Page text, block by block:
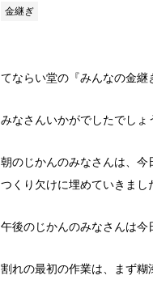
金継ぎ
てならい堂の『みんなの金継
みなさんいかがでしたでしょ
朝のじかんのみなさんは、今
つくり欠けに埋めていきまし
午後のじかんのみなさんは
割れの最初の作業は、まず糊